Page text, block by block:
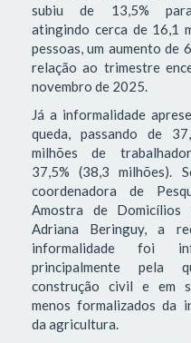
subiu de 13,5%
atingindo cerca de 16,1
pessoas, um aumento de
relação ao trimestre
novembro de 2025.
Já a informalidade
queda, passando de
milhões de
37,5% (38,3 milhões).
coordenadora de
Amostra de Domicílios
Adriana Beringuy, a
informalidade foi
principalmente pela
construção civil e em
menos formalizados da
da agricultura.